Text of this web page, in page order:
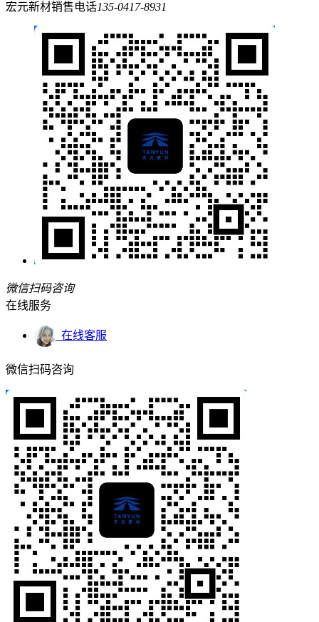
宏元新材销售电话135-0417-8931
微信扫码咨询
在线服务
在线客服
微信扫码咨询